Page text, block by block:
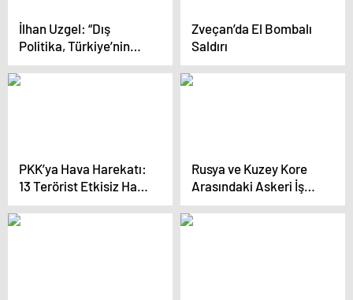
İlhan Uzgel: “Dış
Politika, Türkiye’nin
Hep Zararla Ayrıldığı
Bir Pazarlık Masasının
Zveçan’da El Bombalı
Saldırı
PKK’ya Hava Harekatı:
13 Terörist Etkisiz Hale
Getirildi
Rusya ve Kuzey Kore
Arasındaki Askeri İş
Birliği Genişliyor